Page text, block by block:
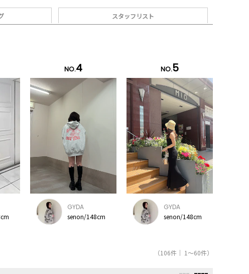
スタッフリスト
NO.4
GYDA
senon/148cm
NO.5
GYDA
senon/148cm
（106件｜ 1～60件）